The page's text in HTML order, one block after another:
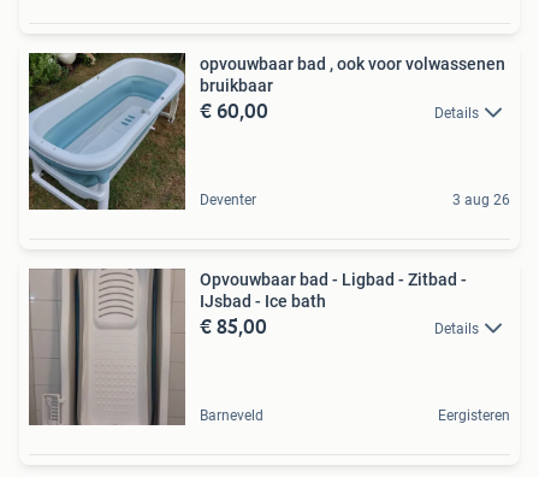
opvouwbaar bad , ook voor volwassenen
bruikbaar
€ 60,00 Details
Deventer 3 aug 26
Opvouwbaar bad - Ligbad - Zitbad -
IJsbad - Ice bath
€ 85,00 Details
Barneveld Eergisteren